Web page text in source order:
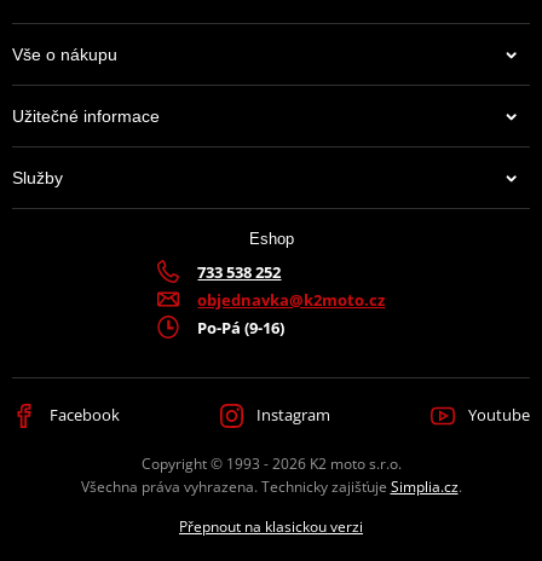
Vše o nákupu
Užitečné informace
Služby
Eshop
733 538 252
objednavka@k2moto.cz
Po-Pá (9-16)
Facebook Instagram Youtube
Copyright © 1993 - 2026 K2 moto s.r.o.
Všechna práva vyhrazena. Technicky zajišťuje Simplia.cz.
Přepnout na klasickou verzi